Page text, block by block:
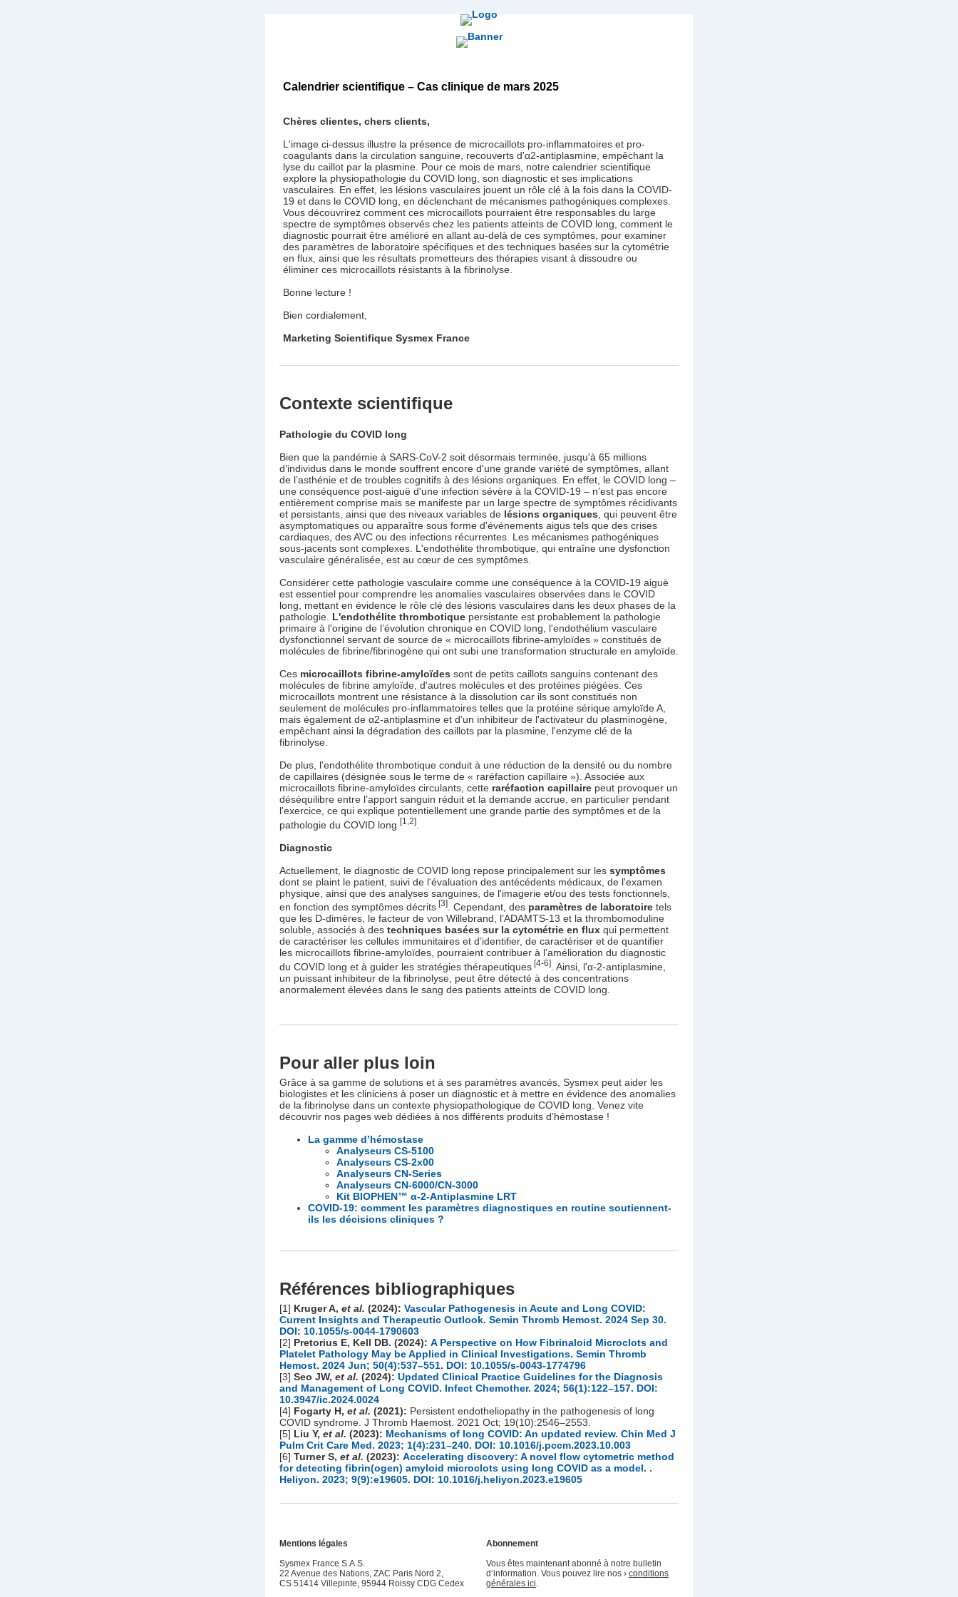
Calendrier scientifique – Cas clinique de mars 2025
Chères clientes, chers clients,
L'image ci-dessus illustre la présence de microcaillots pro-inflammatoires et pro-
coagulants dans la circulation sanguine, recouverts d'α2-antiplasmine, empêchant la
lyse du caillot par la plasmine. Pour ce mois de mars, notre calendrier scientifique
explore la physiopathologie du COVID long, son diagnostic et ses implications
vasculaires. En effet, les lésions vasculaires jouent un rôle clé à la fois dans la COVID-
19 et dans le COVID long, en déclenchant de mécanismes pathogéniques complexes.
Vous découvrirez comment ces microcaillots pourraient être responsables du large
spectre de symptômes observés chez les patients atteints de COVID long, comment le
diagnostic pourrait être amélioré en allant au-delà de ces symptômes, pour examiner
des paramètres de laboratoire spécifiques et des techniques basées sur la cytométrie
en flux, ainsi que les résultats prometteurs des thérapies visant à dissoudre ou
éliminer ces microcaillots résistants à la fibrinolyse.
Bonne lecture !
Bien cordialement,
Marketing Scientifique Sysmex France
Contexte scientifique
Pathologie du COVID long
Bien que la pandémie à SARS-CoV-2 soit désormais terminée, jusqu'à 65 millions
d’individus dans le monde souffrent encore d'une grande variété de symptômes, allant
de l’asthénie et de troubles cognitifs à des lésions organiques. En effet, le COVID long –
une conséquence post-aiguë d'une infection sévère à la COVID-19 – n’est pas encore
entièrement comprise mais se manifeste par un large spectre de symptômes récidivants
et persistants, ainsi que des niveaux variables de lésions organiques , qui peuvent être
asymptomatiques ou apparaître sous forme d'événements aigus tels que des crises
cardiaques, des AVC ou des infections récurrentes. Les mécanismes pathogéniques
sous-jacents sont complexes. L'endothélite thrombotique, qui entraîne une dysfonction
vasculaire généralisée, est au cœur de ces symptômes.
Considérer cette pathologie vasculaire comme une conséquence à la COVID-19 aiguë
est essentiel pour comprendre les anomalies vasculaires observées dans le COVID
long, mettant en évidence le rôle clé des lésions vasculaires dans les deux phases de la
pathologie. L'endothélite thrombotique persistante est probablement la pathologie
primaire à l'origine de l’évolution chronique en COVID long, l'endothélium vasculaire
dysfonctionnel servant de source de « microcaillots fibrine-amyloïdes » constitués de
molécules de fibrine/fibrinogène qui ont subi une transformation structurale en amyloïde.
Ces microcaillots fibrine-amyloïdes sont de petits caillots sanguins contenant des
molécules de fibrine amyloïde, d'autres molécules et des protéines piégées. Ces
microcaillots montrent une résistance à la dissolution car ils sont constitués non
seulement de molécules pro-inflammatoires telles que la protéine sérique amyloïde A,
mais également de α2-antiplasmine et d’un inhibiteur de l'activateur du plasminogène,
empêchant ainsi la dégradation des caillots par la plasmine, l'enzyme clé de la
fibrinolyse.
De plus, l'endothélite thrombotique conduit à une réduction de la densité ou du nombre
de capillaires (désignée sous le terme de « raréfaction capillaire »). Associée aux
microcaillots fibrine-amyloïdes circulants, cette raréfaction capillaire peut provoquer un
déséquilibre entre l’apport sanguin réduit et la demande accrue, en particulier pendant
l'exercice, ce qui explique potentiellement une grande partie des symptômes et de la
pathologie du COVID long [1,2]
Diagnostic
Actuellement, le diagnostic de COVID long repose principalement sur les symptômes
dont se plaint le patient, suivi de l'évaluation des antécédents médicaux, de l'examen
physique, ainsi que des analyses sanguines, de l'imagerie et/ou des tests fonctionnels,
en fonction des symptômes décrits [3]. Cependant, des paramètres de laboratoire tels
que les D-dimères, le facteur de von Willebrand, l’ADAMTS-13 et la thrombomoduline
soluble, associés à des techniques basées sur la cytométrie en flux qui permettent
de caractériser les cellules immunitaires et d’identifier, de caractériser et de quantifier
les microcaillots fibrine-amyloïdes, pourraient contribuer à l’amélioration du diagnostic
du COVID long et à guider les stratégies thérapeutiques [4-6]
. Ainsi, l'α-2-antiplasmine,
un puissant inhibiteur de la fibrinolyse, peut être détecté à des concentrations
anormalement élevées dans le sang des patients atteints de COVID long.
Pour aller plus loin
Grâce à sa gamme de solutions et à ses paramètres avancés, Sysmex peut aider les
biologistes et les cliniciens à poser un diagnostic et à mettre en évidence des anomalies
de la fibrinolyse dans un contexte physiopathologique de COVID long. Venez vite
découvrir nos pages web dédiées à nos différents produits d’hémostase !
La gamme d’hémostase
Analyseurs CS-5100
Analyseurs CS-2x00
Analyseurs CN-Series
Analyseurs CN-6000/CN-3000
Kit BIOPHEN™ α-2-Antiplasmine LRT
COVID-19: comment les paramètres diagnostiques en routine soutiennent-
ils les décisions cliniques ?
Références bibliographiques
[1] Kruger A, et al. (2024): Vascular Pathogenesis in Acute and Long COVID:
Current Insights and Therapeutic Outlook. Semin Thromb Hemost. 2024 Sep 30.
DOI: 10.1055/s-0044-1790603
[2] Pretorius E, Kell DB. (2024): A Perspective on How Fibrinaloid Microclots and
Platelet Pathology May be Applied in Clinical Investigations. Semin Thromb
Hemost. 2024 Jun; 50(4):537–551. DOI: 10.1055/s-0043-1774796
[3] Seo JW, et al. (2024): Updated Clinical Practice Guidelines for the Diagnosis
and Management of Long COVID. Infect Chemother. 2024; 56(1):122–157. DOI:
10.3947/ic.2024.0024
[4] Fogarty H, et al. (2021): Persistent endotheliopathy in the pathogenesis of long
COVID syndrome. J Thromb Haemost. 2021 Oct; 19(10):2546–2553.
[5] Liu Y, et al. (2023): Mechanisms of long COVID: An updated review. Chin Med J
Pulm Crit Care Med. 2023; 1(4):231–240. DOI: 10.1016/j.pccm.2023.10.003
[6] Turner S, et al. (2023): Accelerating discovery: A novel flow cytometric method
for detecting fibrin(ogen) amyloid microclots using long COVID as a model. .
Heliyon. 2023; 9(9):e19605. DOI: 10.1016/j.heliyon.2023.e19605
Mentions légales
Sysmex France S.A.S.
22 Avenue des Nations, ZAC Paris Nord 2,
CS 51414 Villepinte, 95944 Roissy CDG Cedex
Abonnement
Vous êtes maintenant abonné à notre bulletin
d‘information. Vous pouvez lire nos › conditions
générales ici.